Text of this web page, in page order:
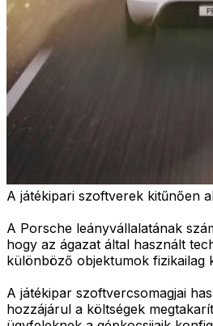
A játékipari szoftverek kitűnően
A Porsche leányvállalatának
hogy az ágazat által használt
különböző objektumok fizikailag
A játékipar szoftvercsomagjai
hozzájárul a költségek